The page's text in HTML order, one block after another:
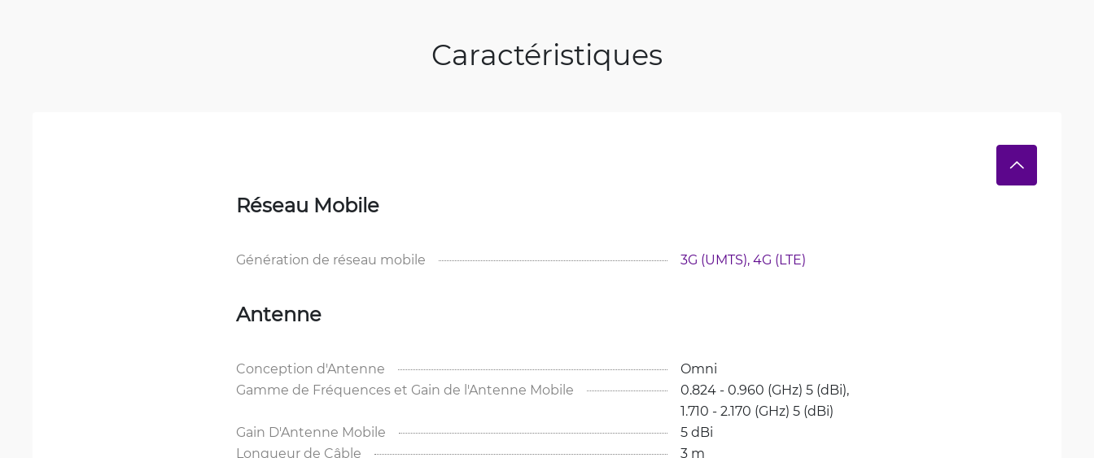
Caractéristiques
Réseau Mobile
Génération de réseau mobile 3G (UMTS), 4G (LTE)
Antenne
Conception d'Antenne
Omni
Gamme de Fréquences et Gain de l'Antenne Mobile
0.824 - 0.960 (GHz) 5 (dBi),
1.710 - 2.170 (GHz) 5 (dBi)
Gain D'Antenne Mobile
5 dBi
Longueur de Câble
3 m